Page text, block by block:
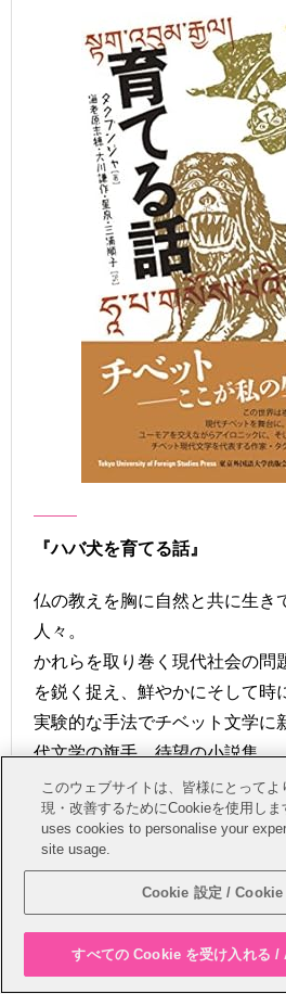
『ハバ犬を育てる話』
仏の教えを胸に自然と共に生き
人々。
かれらを取り巻く現代社会の問
を鋭く捉え、鮮やかにそして時
実験的な手法でチベット文学に
代文学の旗手、待望の小説集。
短篇・中篇をあわせて9作を収
『ハバ犬を育てる話 』タクブ
穂、大川謙作、星泉、三浦順子
文学（小説）・文芸・翻訳・海
シリーズ：〈物語の島アジア〉
版・頁：四六変型判・並製・
このウェブサイトは、皆様にとって
現・改善するためにCookieを使用し
uses cookies to personalise your
site usage.
Cookie 設定 /
すべての Cookie を受け入れる